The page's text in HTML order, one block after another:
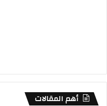
أهم المقالات